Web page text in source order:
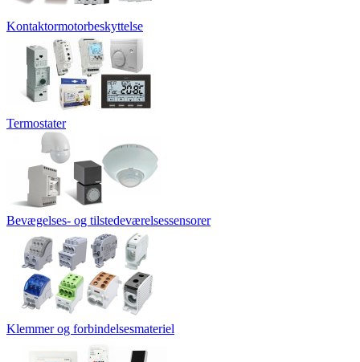
Kontaktormotorbeskyttelse
Termostater
Bevægelses- og tilstedeværelsessensorer
Klemmer og forbindelsesmateriel